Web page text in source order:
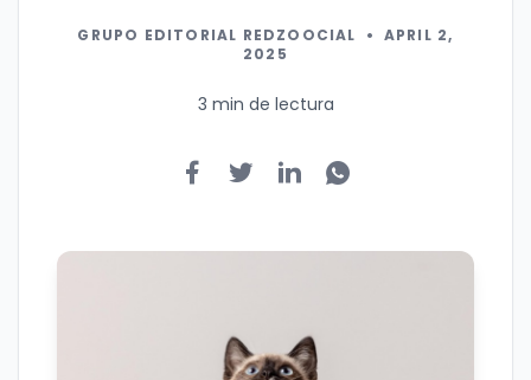
GRUPO EDITORIAL REDZOOCIAL • APRIL 2,
2025
3 min de lectura